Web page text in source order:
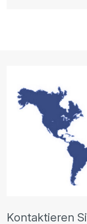
Kontaktieren